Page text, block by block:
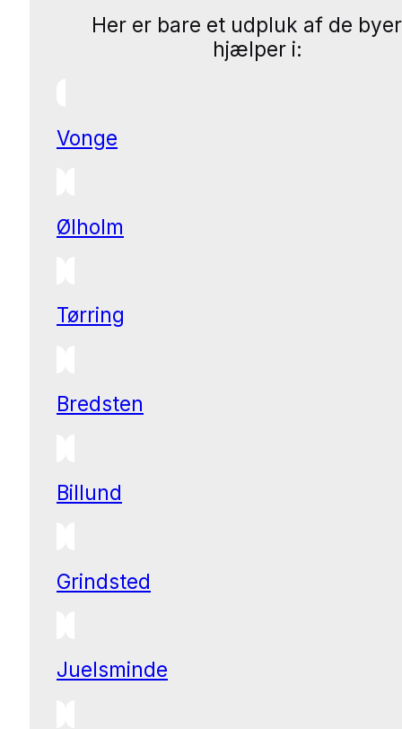
Her er bare et udpluk af de
hjælper i:
Vonge
Ølholm
Tørring
Bredsten
Billund
Grindsted
Juelsminde